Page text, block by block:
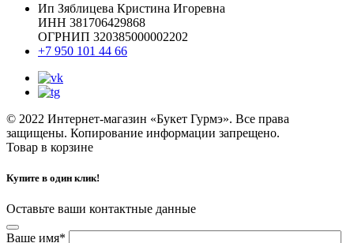
Ип Зяблицева Кристина Игоревна
ИНН 381706429868
ОГРНИП 320385000002202
+7 950 101 44 66
© 2022 Интернет-магазин «Букет Гурмэ». Все права
защищены. Копирование информации запрещено.
Товар в корзинe
Купите в один клик!
Оставьте ваши контактные данные
Ваше имя*